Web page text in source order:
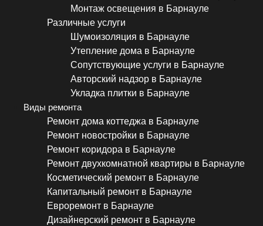
Монтаж освещения в Барнауле
Различные услуги
Шумоизоляция в Барнауле
Утепление дома в Барнауле
Сопутствующие услуги в Барнауле
Авторский надзор в Барнауле
Укладка плитки в Барнауле
Виды ремонта
Ремонт дома коттеджа в Барнауле
Ремонт новостройки в Барнауле
Ремонт коридора в Барнауле
Ремонт двухкомнатной квартиры в Барнауле
Косметический ремонт в Барнауле
Капитальный ремонт в Барнауле
Евроремонт в Барнауле
Дизайнерский ремонт в Барнауле